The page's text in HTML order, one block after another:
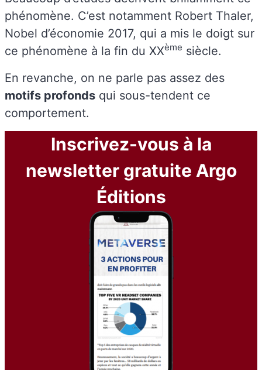
phénomène. C’est notamment Robert Thaler,
Nobel d’économie 2017, qui a mis le doigt sur
ce phénomène à la fin du XXème siècle.
En revanche, on ne parle pas assez des
motifs profonds qui sous-tendent ce
comportement.
Inscrivez-vous à la
newsletter gratuite Argo
Éditions